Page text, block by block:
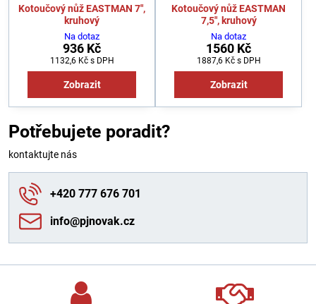
Kotoučový nůž EASTMAN 7",
kruhový
Na dotaz
936 Kč
1132,6 Kč s DPH
Zobrazit
Kotoučový nůž EASTMAN
7,5", kruhový
Na dotaz
1560 Kč
1887,6 Kč s DPH
Zobrazit
Potřebujete poradit?
kontaktujte nás
+420 777 676 701
info​@pjnovak​.cz